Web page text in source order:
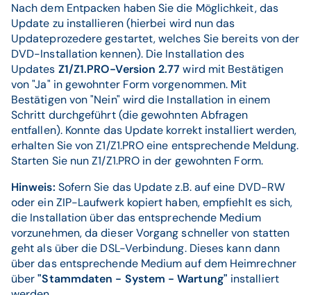
Nach dem Entpacken haben Sie die Möglichkeit, das
Update zu installieren (hierbei wird nun das
Updateprozedere gestartet, welches Sie bereits von der
DVD-Installation kennen). Die Installation des
Updates Z1/Z1.PRO-Version 2.77 wird mit Bestätigen
von "Ja" in gewohnter Form vorgenommen. Mit
Bestätigen von "Nein" wird die Installation in einem
Schritt durchgeführt (die gewohnten Abfragen
entfallen). Konnte das Update korrekt installiert werden,
erhalten Sie von Z1/Z1.PRO eine entsprechende Meldung.
Starten Sie nun Z1/Z1.PRO in der gewohnten Form.
Hinweis: Sofern Sie das Update z.B. auf eine DVD-RW
oder ein ZIP-Laufwerk kopiert haben, empfiehlt es sich,
die Installation über das entsprechende Medium
vorzunehmen, da dieser Vorgang schneller von statten
geht als über die DSL-Verbindung. Dieses kann dann
über das entsprechende Medium auf dem Heimrechner
über"Stammdaten - System - Wartung" installiert